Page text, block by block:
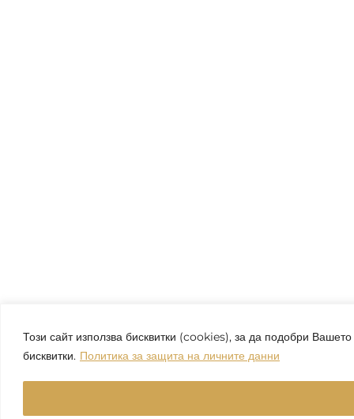
Този сайт използва бисквитки (cookies), за да подобри
бисквитки. Политика за защита на личните данни